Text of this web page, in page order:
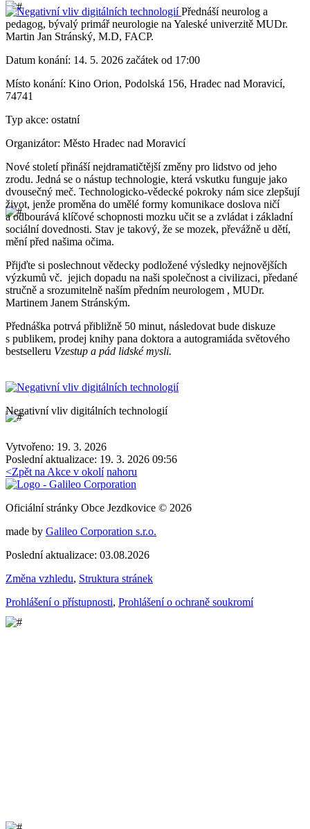
Přednáší neurolog a
pedagog, bývalý primář neurologie na Yaleské univerzitě MUDr.
Martin Jan Stránský, M.D, FACP.
Datum konání: 14. 5. 2026 začátek od 17:00
Místo konání: Kino Orion, Podolská 156, Hradec nad Moravicí,
74741
Typ akce: ostatní
Organizátor: Město Hradec nad Moravicí
Nové století přináší nejdramatičtější změny pro lidstvo od jeho
zrodu. Jedná se o nástup technologie, která vskutku funguje jako
dvousečný meč. Technologicko-vědecké pokroky nám sice zlepšují
život, jenže proměna do umělé formy komunikace doslova ničí
a odbourává klíčové schopnosti mozku učit se a zvládat i základní
sociální dovednosti. Stav je takový, že se mozek, převážně u dětí,
mění před našima očima.
Přijďte si poslechnout vědecky podložené výsledky nejnovějších
výzkumů vč. jejich dopadu na naši společnost a civilizaci, předané
stručně a srozumitelně naším předním neurologem , MUDr.
Martinem Janem Stránským.
Přednáška potrvá přibližně 50 minut, následovat bude diskuze
s publikem, prodej knihy pana doktora a autogramiáda světového
bestselleru Vzestup a pád lidské mysli.
Negativní vliv digitálních technologií
Vytvořeno: 19. 3. 2026
Poslední aktualizace: 19. 3. 2026 09:56
<Zpět na Akce v okolí nahoru
Oficiální stránky Obce Jezdkovice © 2026
made by Galileo Corporation s.r.o.
Poslední aktualizace: 03.08.2026
Změna vzhledu, Struktura stránek
Prohlášení o přístupnosti, Prohlášení o ochraně soukromí